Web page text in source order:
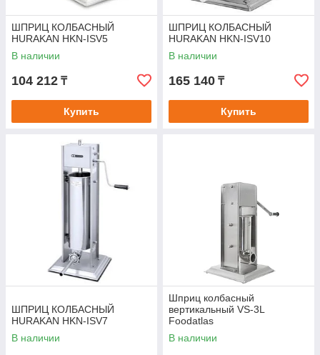
ШПРИЦ КОЛБАСНЫЙ
HURAKAN HKN-ISV5
В наличии
104 212 ₸
Купить
ШПРИЦ КОЛБАСНЫЙ
HURAKAN HKN-ISV10
В наличии
165 140 ₸
Купить
ШПРИЦ КОЛБАСНЫЙ
HURAKAN HKN-ISV7
В наличии
Шприц колбасный
вертикальный VS-3L
Foodatlas
В наличии